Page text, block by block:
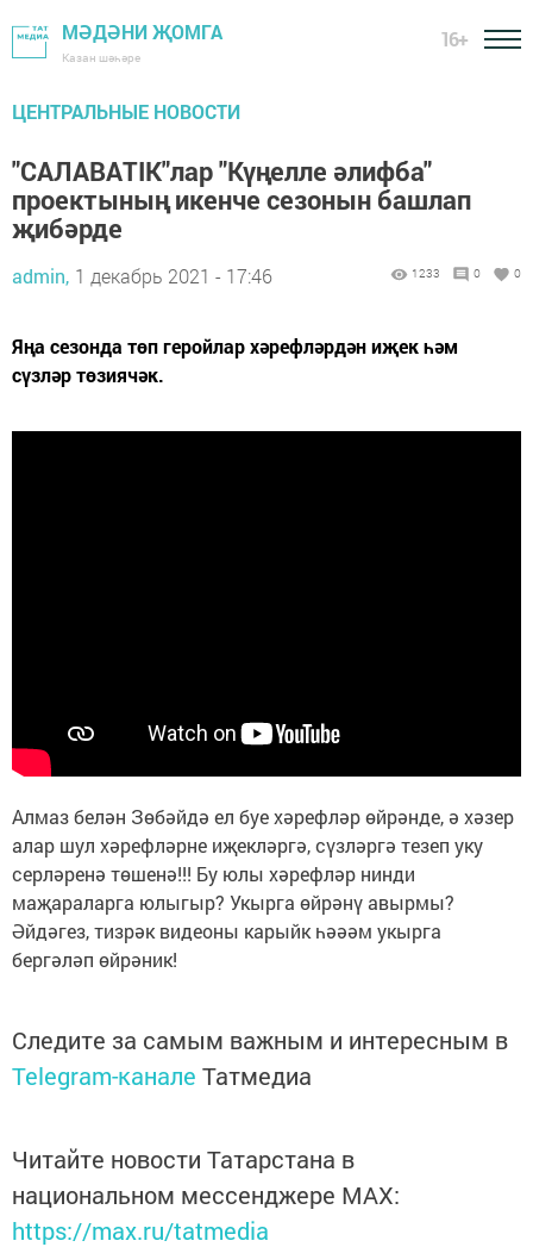
МӘДӘНИ ҖОМГА
Казан шәһәре
16+
ЦЕНТРАЛЬНЫЕ НОВОСТИ
"САЛАВАТIК"лар "Күңелле әлифба"
проектының икенче сезонын башлап
җибәрде
admin, 1 декабрь 2021 - 17:46 1233 0 0
Яңа сезонда төп геройлар хәрефләрдән иҗек һәм
сүзләр төзиячәк.
Алмаз белән Зөбәйдә ел буе хәрефләр өйрәнде, ә хәзер
алар шул хәрефләрне иҗекләргә, сүзләргә тезеп уку
серләренә төшенә!!! Бу юлы хәрефләр нинди
маҗараларга юлыгыр? Укырга өйрәнү авырмы?
Әйдәгез, тизрәк видеоны карыйк һәәәм укырга
бергәләп өйрәник!
Следите за самым важным и интересным в
Telegram-канале Татмедиа
Читайте новости Татарстана в
национальном мессенджере MАХ:
https://max.ru/tatmedia